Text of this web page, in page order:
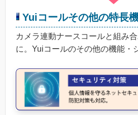
Yuiコールその他の特長
カメラ連動ナースコールと組み
に。Yuiコールのその他の機能・